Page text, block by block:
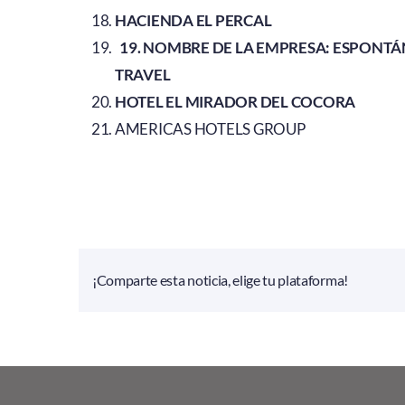
HACIENDA EL PERCAL
19. NOMBRE DE LA EMPRESA:
HOTEL EL MIRADOR DEL COCORA
AMERICAS HOTELS GROUP
¡Comparte esta noticia, elige tu plataforma!